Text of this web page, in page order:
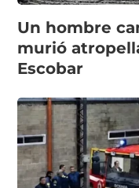
Un hombre
murió
Escobar